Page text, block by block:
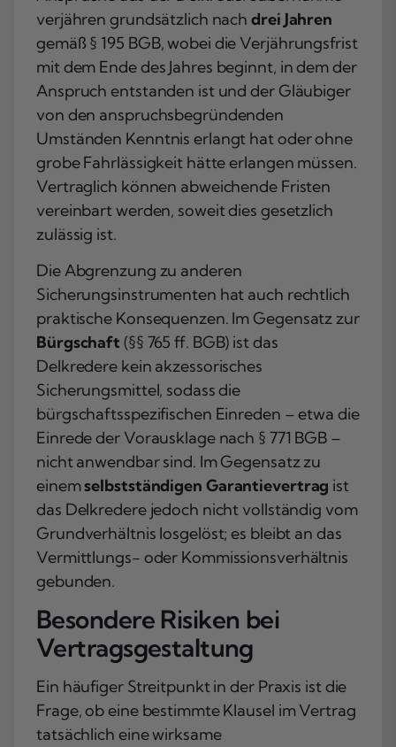
verjähren grundsätzlich nachdrei Jahren
gemäß § 195 BGB, wobei die Verjährungsfrist
mit dem Ende des Jahres beginnt, in dem der
Anspruch entstanden ist und der Gläubiger
von den anspruchsbegründenden
Umständen Kenntnis erlangt hat oder ohne
grobe Fahrlässigkeit hätte erlangen müssen.
Vertraglich können abweichende Fristen
vereinbart werden, soweit dies gesetzlich
zulässig ist.
Die Abgrenzung zu anderen
Sicherungsinstrumenten hat auch rechtlich
praktische Konsequenzen. Im Gegensatz zur
Bürgschaft (§§ 765 ff. BGB) ist das
Delkredere kein akzessorisches
Sicherungsmittel, sodass die
bürgschaftsspezifischen Einreden – etwa die
Einrede der Vorausklage nach § 771 BGB –
nicht anwendbar sind. Im Gegensatz zu
einemselbstständigen Garantievertrag ist
das Delkredere jedoch nicht vollständig vom
Grundverhältnis losgelöst; es bleibt an das
Vermittlungs- oder Kommissionsverhältnis
gebunden.
Besondere Risiken bei
Vertragsgestaltung
Ein häufiger Streitpunkt in der Praxis ist die
Frage, ob eine bestimmte Klausel im Vertrag
tatsächlich eine wirksame